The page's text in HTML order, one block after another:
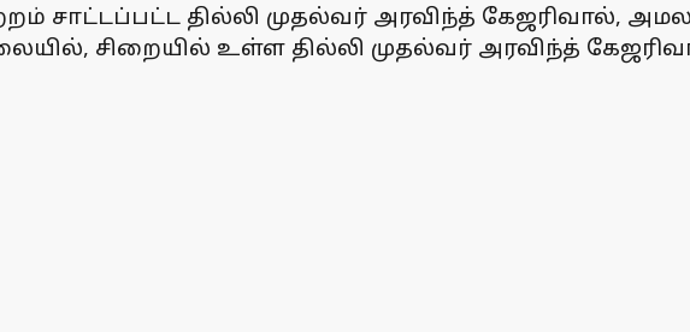
சாட்டப்பட்ட தில்லி முதல்வர் அரவிந்த் கேஜரிவால்,
சிறையில் உள்ள தில்லி முதல்வர் அரவிந்த்